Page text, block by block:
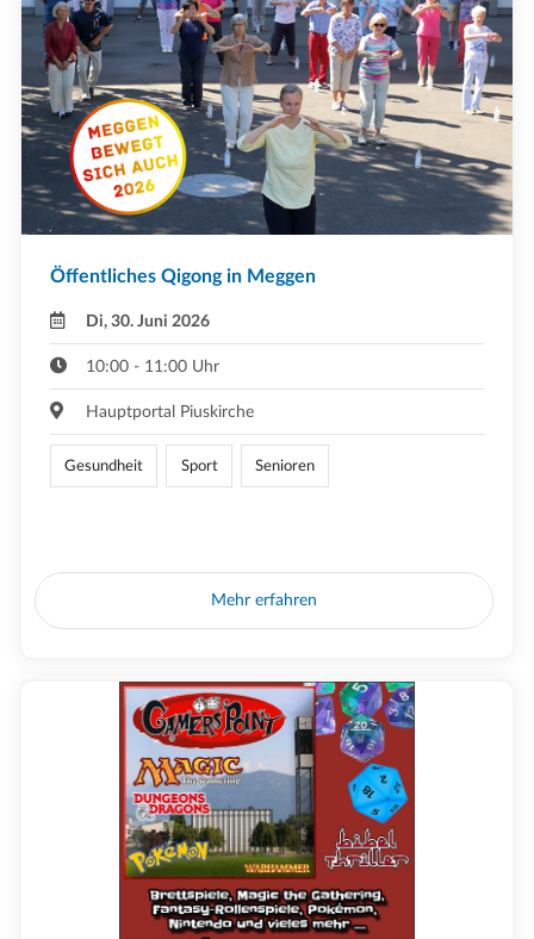
Öffentliches Qigong in Meggen
Di, 30. Juni 2026
10:00 - 11:00 Uhr
Hauptportal Piuskirche
Gesundheit Sport Senioren
Mehr erfahren